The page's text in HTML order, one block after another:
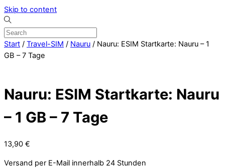
Skip to content
Start / Travel-SIM / Nauru / Nauru: ESIM Startkarte: Nauru – 1
GB – 7 Tage
Nauru: ESIM Startkarte: Nauru
– 1 GB – 7 Tage
13,90 €
Versand per E-Mail innerhalb 24 Stunden